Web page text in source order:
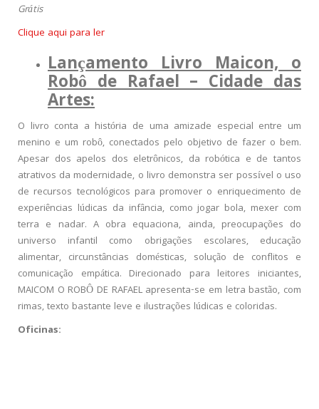
Grátis
Clique aqui para ler
Lançamento Livro Maicon, o
Robô de Rafael – Cidade das
Artes:
O livro conta a história de uma amizade especial entre um
menino e um robô, conectados pelo objetivo de fazer o bem.
Apesar dos apelos dos eletrônicos, da robótica e de tantos
atrativos da modernidade, o livro demonstra ser possível o uso
de recursos tecnológicos para promover o enriquecimento de
experiências lúdicas da infância, como jogar bola, mexer com
terra e nadar. A obra equaciona, ainda, preocupações do
universo infantil como obrigações escolares, educação
alimentar, circunstâncias domésticas, solução de conflitos e
comunicação empática. Direcionado para leitores iniciantes,
MAICOM O ROBÔ DE RAFAEL apresenta-se em letra bastão, com
rimas, texto bastante leve e ilustrações lúdicas e coloridas.
Oficinas: